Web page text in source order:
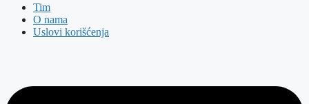
Tim
O nama
Uslovi korišćenja